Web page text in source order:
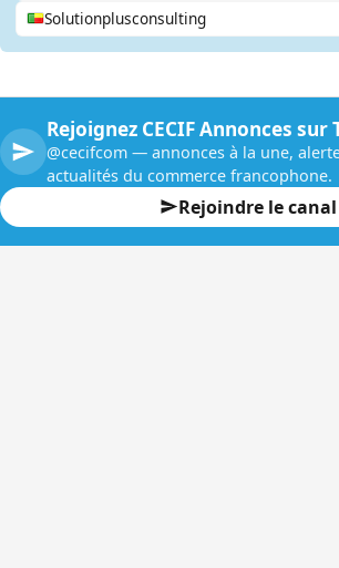
Solutionplusconsulting
Rejoignez CECIF Annonces sur
@cecifcom — annonces à la une,
actualités du commerce francophone.
Rejoindre le canal